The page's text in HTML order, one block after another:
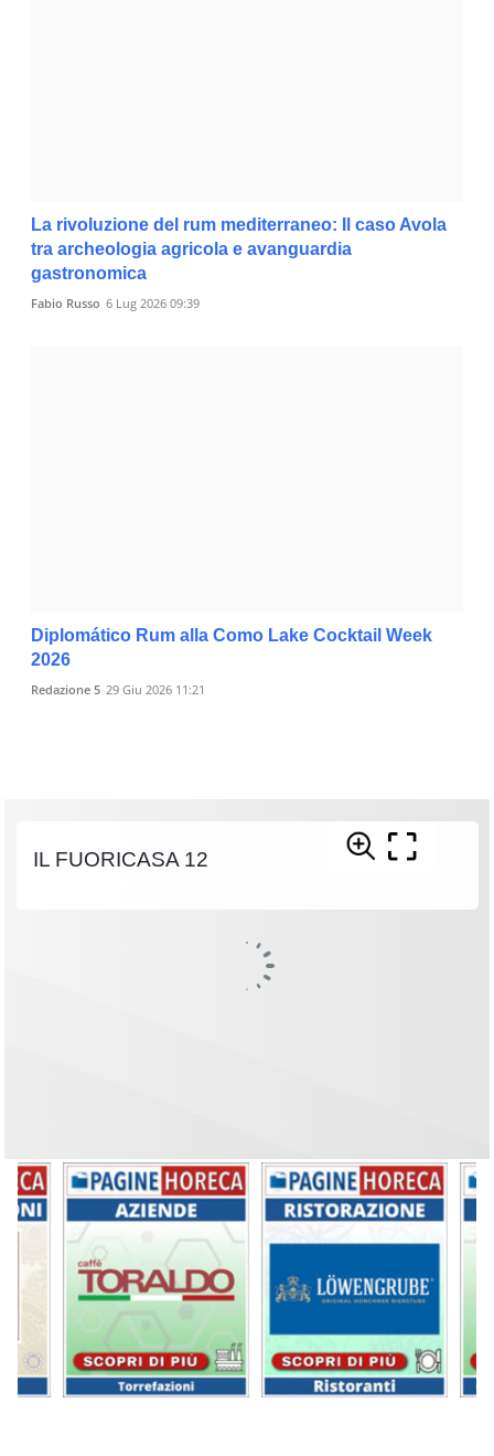
La rivoluzione del rum mediterraneo: Il caso Avola
tra archeologia agricola e avanguardia
gastronomica
Fabio Russo 6 Lug 2026 09:39
Diplomático Rum alla Como Lake Cocktail Week
2026
Redazione 5 29 Giu 2026 11:21